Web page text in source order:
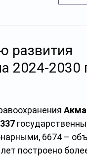
развития
2024-2030
6674 –
построено